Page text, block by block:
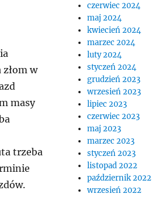
w
masy
trzeba
czerwiec 2024
maj 2024
kwiecień 2024
marzec 2024
luty 2024
styczeń 2024
grudzień 2023
wrzesień 2023
lipiec 2023
czerwiec 2023
maj 2023
marzec 2023
styczeń 2023
listopad 2022
październik 2022
wrzesień 2022